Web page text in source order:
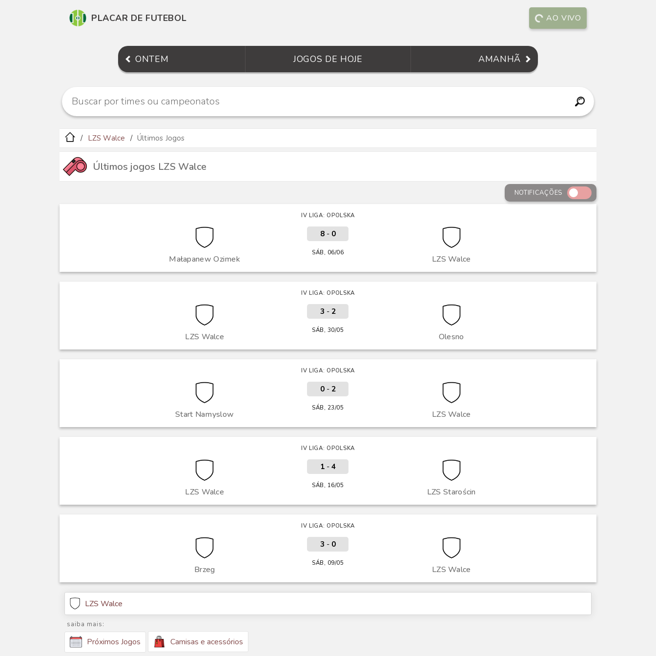
PLACAR DE FUTEBOL AO VIVO
ONTEM JOGOS DE HOJE AMANHÃ
LZS Walce Últimos Jogos
Últimos jogos LZS Walce
NOTIFICAÇÕES
IV LIGA: OPOLSKA
Małapanew Ozimek LZS Walce
8- 0
SÁB, 06/06
IV LIGA: OPOLSKA
LZS Walce Olesno
3 - 2
SÁB, 30/05
IV LIGA: OPOLSKA
Start Namyslow LZS Walce
0- 2
SÁB, 23/05
IV LIGA: OPOLSKA
LZS Walce LZS Starościn
1- 4
SÁB, 16/05
IV LIGA: OPOLSKA
Brzeg LZS Walce
3 - 0
SÁB, 09/05
LZS Walce
saiba mais:
Próximos Jogos Camisas e acessórios